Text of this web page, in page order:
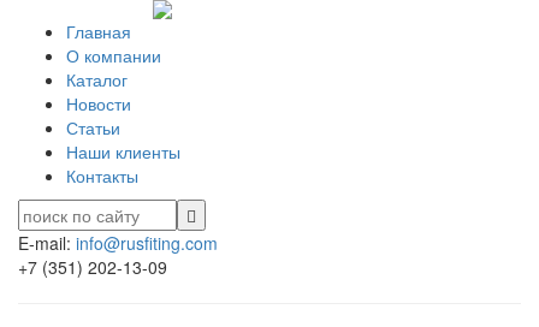
Главная
О компании
Каталог
Новости
Статьи
Наши клиенты
Контакты
E-mail: info@rusfiting.com
+7 (351) 202-13-09